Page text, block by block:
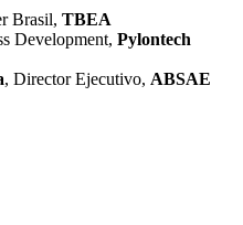
Brasil, TBEA
Development, Pylontech
, Director Ejecutivo, ABSAE